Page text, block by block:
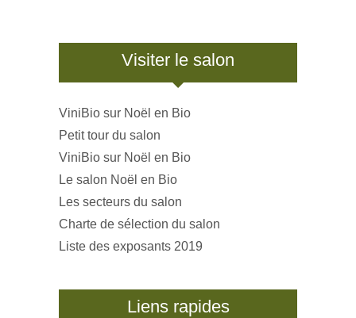
Visiter le salon
ViniBio sur Noël en Bio
Petit tour du salon
ViniBio sur Noël en Bio
Le salon Noël en Bio
Les secteurs du salon
Charte de sélection du salon
Liste des exposants 2019
Liens rapides